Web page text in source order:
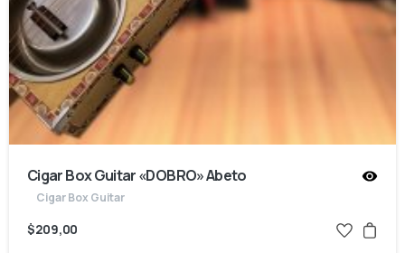
Cigar Box Guitar «DOBRO» Abeto
Cigar Box Guitar
$209,00